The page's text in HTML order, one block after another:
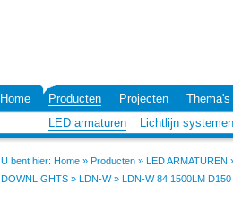
Home Producten Projecten Thema's
LED armaturen
Lichtlijn systemen
U bent hier: Home » Producten » LED ARMATUREN
DOWNLIGHTS » LDN-W » LDN-W 84 1500LM